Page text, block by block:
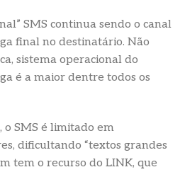
SMS continua sendo o canal
final no destinatário. Não
sistema operacional do
é a maior dentre todos os
o SMS é limitado em
dificultando “textos grandes
tem o recurso do LINK, que